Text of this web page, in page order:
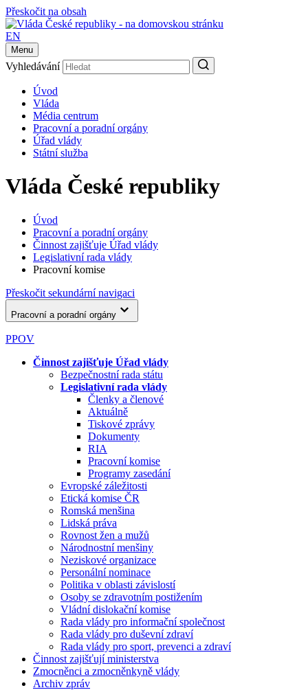
Přeskočit na obsah
EN
Menu
Vyhledávání
Úvod
Vláda
Média centrum
Pracovní a poradní orgány
Úřad vlády
Státní služba
Vláda České republiky
Úvod
Pracovní a poradní orgány
Činnost zajišťuje Úřad vlády
Legislativní rada vlády
Pracovní komise
Přeskočit sekundární navigaci
Pracovní a poradní orgány
PPOV
Činnost zajišťuje Úřad vlády
Bezpečnostní rada státu
Legislativní rada vlády
Členky a členové
Aktuálně
Tiskové zprávy
Dokumenty
RIA
Pracovní komise
Programy zasedání
Evropské záležitosti
Etická komise ČR
Romská menšina
Lidská práva
Rovnost žen a mužů
Národnostní menšiny
Neziskové organizace
Personální nominace
Politika v oblasti závislostí
Osoby se zdravotním postižením
Vládní dislokační komise
Rada vlády pro informační společnost
Rada vlády pro duševní zdraví
Rada vlády pro sport, prevenci a zdraví
Činnost zajišťují ministerstva
Zmocněnci a zmocněnkyně vlády
Archiv zpráv